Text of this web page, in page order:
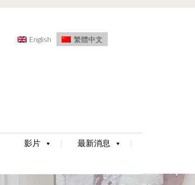
English 繁體中文
影片
最新消息